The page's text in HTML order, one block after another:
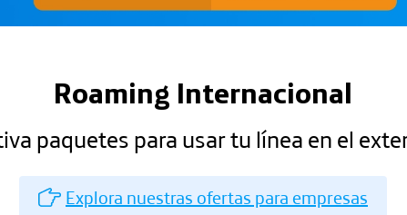
Roaming Internacional
paquetes para usar tu línea en el
Explora nuestras ofertas para empresas